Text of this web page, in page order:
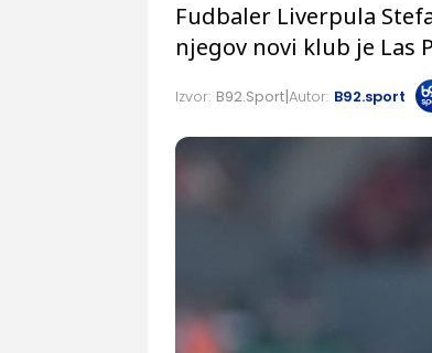
Fudbaler Liverpula
njegov novi klub je Las
Izvor: B92.Sport Autor: B92.sport